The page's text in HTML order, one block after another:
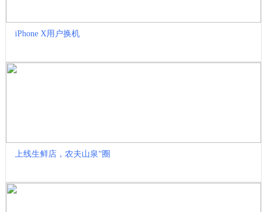
iPhone X用户换机
上线生鲜店，农夫山泉“圈